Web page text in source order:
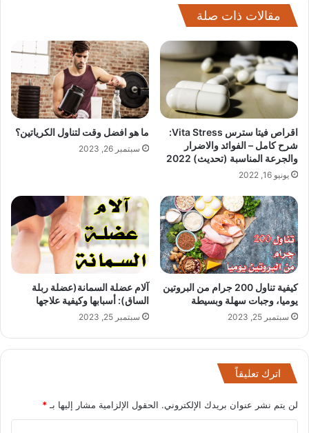
مقالات ذات صلة
اقراص فيتا سترس Vita Stress:
شرح كامل – الفوائد والاضرار
والجرعة المناسبة (تحديث) 2022
يونيو 16, 2022
ما هو افضل وقت لتناول الكرياتين؟
سبتمبر 26, 2023
كيفية تناول 200 جرام من البروتين
يوميا، وجبات سهلة وبسيطة
سبتمبر 25, 2023
آلام عضلة السمانة(عضلة ربلة
الساق): أسبابها وكيفية علاجها
سبتمبر 25, 2023
اترك تعليقاً
لن يتم نشر عنوان بريدك الإلكتروني. الحقول الإلزامية مشار إليها بـ *